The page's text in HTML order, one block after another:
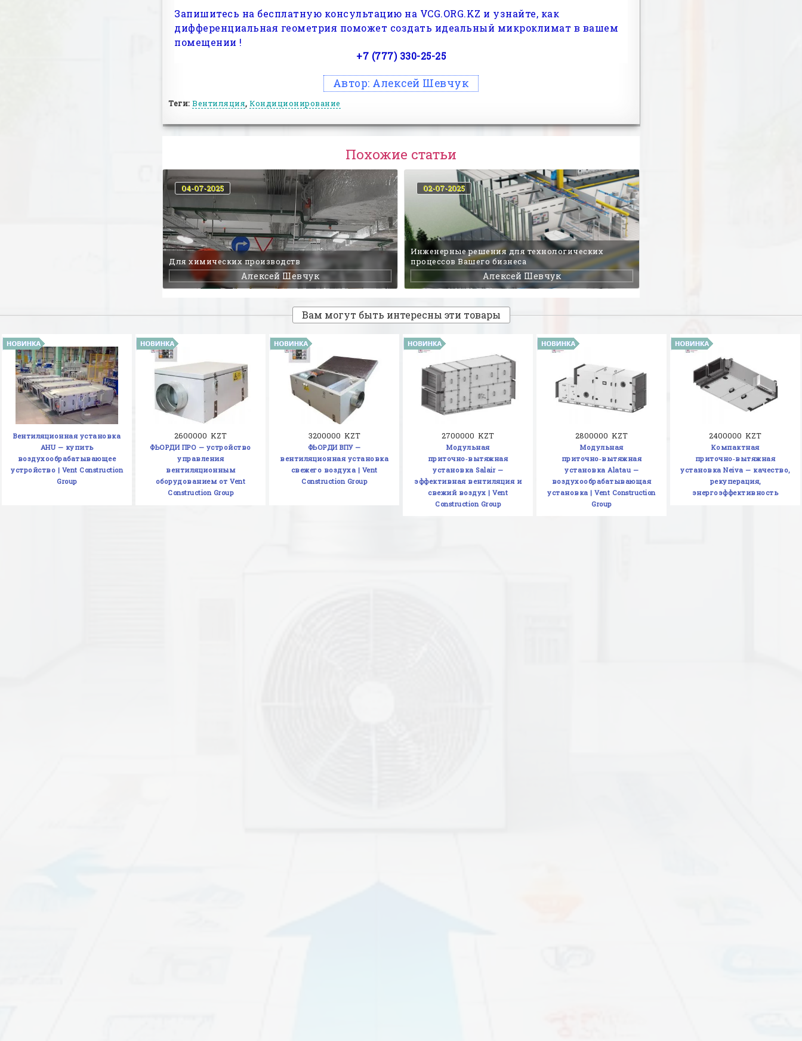
Запишитесь на бесплатную консультацию на VCG.ORG.KZ и узнайте, как
дифференциальная геометрия поможет создать идеальный микроклимат в вашем
помещении !
+7 (777) 330-25-25
Автор: Алексей Шевчук
Теги: Вентиляция, Кондиционирование
Похожие статьи
Для химических производств
Алексей Шевчук
04-07-2025
Инженерные решения для технологических
процессов Вашего бизнеса
Алексей Шевчук
02-07-2025
Вам могут быть интересны эти товары
Вентиляционная установка
AHU — купить
воздухообрабатывающее
устройство | Vent Construction
Group
2600000 KZT
ФЬОРДИ ПРО — устройство
управления
вентиляционным
оборудованием от Vent
Construction Group
3200000 KZT
ФЬОРДИ ВПУ —
вентиляционная установка
свежего воздуха | Vent
Construction Group
2700000 KZT
Модульная
приточно‑вытяжная
установка Salair —
эффективная вентиляция и
свежий воздух | Vent
Construction Group
2800000 KZT
Модульная
приточно‑вытяжная
установка Alatau —
воздухообрабатывающая
установка | Vent Construction
Group
2400000 KZT
Компактная
приточно‑вытяжная
установка Neiva — качество,
рекуперация,
энергоэффективность